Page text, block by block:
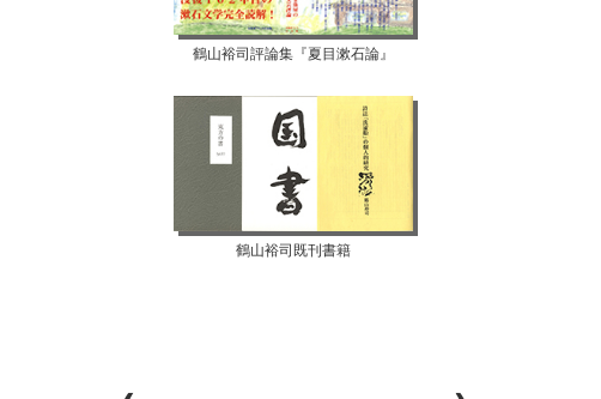
鶴山裕司評論集『夏目漱石論』
鶴山裕司既刊書籍